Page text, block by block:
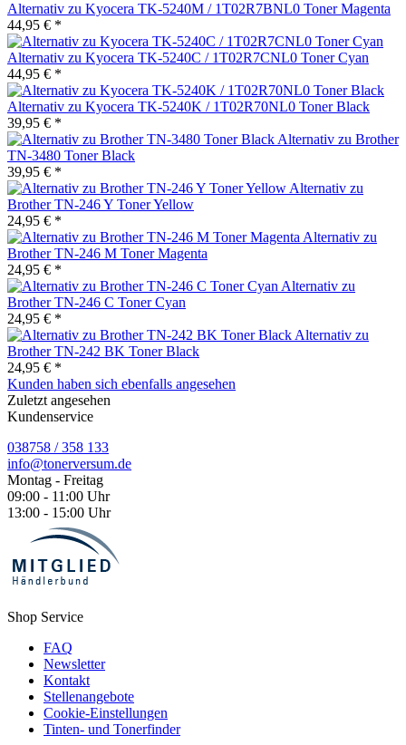
Alternativ zu Kyocera TK-5240M / 1T02R7BNL0 Toner Magenta
44,95 € *
Alternativ zu Kyocera TK-5240C / 1T02R7CNL0 Toner Cyan
44,95 € *
Alternativ zu Kyocera TK-5240K / 1T02R70NL0 Toner Black
39,95 € *
Alternativ zu Brother
TN-3480 Toner Black
39,95 € *
Alternativ zu
Brother TN-246 Y Toner Yellow
24,95 € *
Alternativ zu
Brother TN-246 M Toner Magenta
24,95 € *
Alternativ zu
Brother TN-246 C Toner Cyan
24,95 € *
Alternativ zu
Brother TN-242 BK Toner Black
24,95 € *
Kunden haben sich ebenfalls angesehen
Zuletzt angesehen
Kundenservice
038758 / 358 133
info@tonerversum.de
Montag - Freitag
09:00 - 11:00 Uhr
13:00 - 15:00 Uhr
Shop Service
FAQ
Newsletter
Kontakt
Stellenangebote
Cookie-Einstellungen
Tinten- und Tonerfinder